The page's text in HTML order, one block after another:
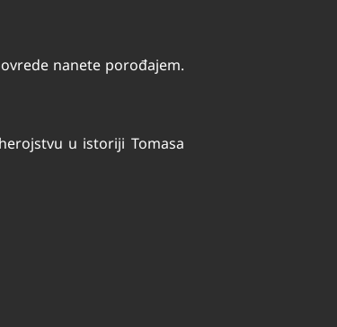
nanete porođajem.
u istoriji Tomasa